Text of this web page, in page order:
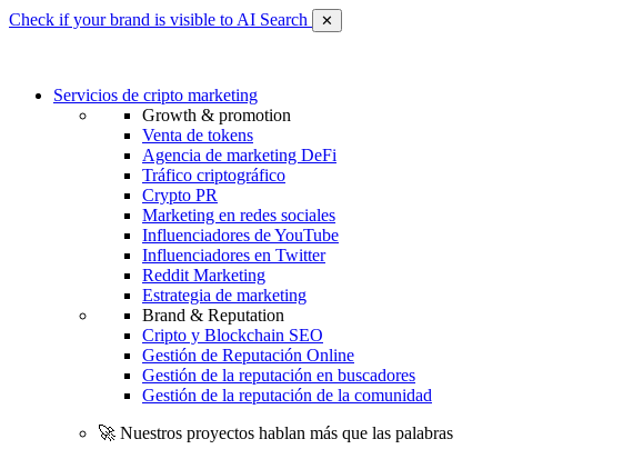
Check if your brand is visible to AI Search ✕
Servicios de cripto marketing
Growth & promotion
Venta de tokens
Agencia de marketing DeFi
Tráfico criptográfico
Crypto PR
Marketing en redes sociales
Influenciadores de YouTube
Influenciadores en Twitter
Reddit Marketing
Estrategia de marketing
Brand & Reputation
Cripto y Blockchain SEO
Gestión de Reputación Online
Gestión de la reputación en buscadores
Gestión de la reputación de la comunidad
🚀 Nuestros proyectos hablan más que las palabras